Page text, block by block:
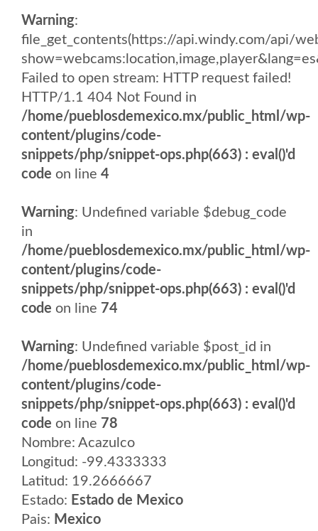
Warning:
file_get_contents(https://api.windy.com/api/
Failed to open stream: HTTP request failed!
HTTP/1.1 404 Not Found in
/home/pueblosdemexico.mx/public_html/wp-
content/plugins/code-
snippets/php/snippet-ops.php(663) : eval()'d
code on line 4
Warning: Undefined variable $debug_code
in
/home/pueblosdemexico.mx/public_html/wp-
content/plugins/code-
snippets/php/snippet-ops.php(663) : eval()'d
code on line 74
Warning: Undefined variable $post_id in
/home/pueblosdemexico.mx/public_html/wp-
content/plugins/code-
snippets/php/snippet-ops.php(663) : eval()'d
code on line 78
Nombre: Acazulco
Longitud: -99.4333333
Latitud: 19.2666667
Estado: Estado de Mexico
Pais: Mexico